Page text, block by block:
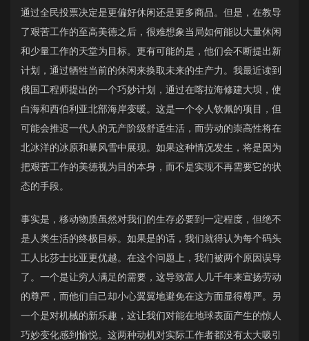
通过全民投票决定是更偏好休闲还是更多商品。但是，在教导
了艰苦工作的至高美德之后，很难想象当局如何能以大量休闲
和少量工作的天堂为目标。更有可能的是，他们会不断提出新
计划，通过牺牲当前的休闲来换取未来的生产力。我最近读到
俄国工程师提出的一个巧妙计划，通过在喀拉海修建大坝，使
白海和西伯利亚北部海岸变暖。这是一个令人钦佩的项目，但
可能会推迟一代人的无产阶级舒适生活，而劳动的崇高性将在
北冰洋的冰原和暴风雪中展现。如果这种情况发生，将是因为
把艰苦工作的美德视为目的本身，而不是实现不再需要它的状
态的手段。
事实是，移动物质虽然对我们的生存必要到一定程度，但绝不
是人类生活的终极目标。如果是的话，我们就得认为每个码头
工人比莎士比亚更优越。在这个问题上，我们被两个原因误导
了。一个是让穷人满足的需要，这导致富人几千年来宣扬劳动
的尊严，而他们自己却小心翼翼地避免在这方面显得尊严。另
一个是对机械的新乐趣，这让我们对能在地球表面产生的惊人
巧妙变化感到愉悦。这两种动机对实际工作者都没有太大吸引